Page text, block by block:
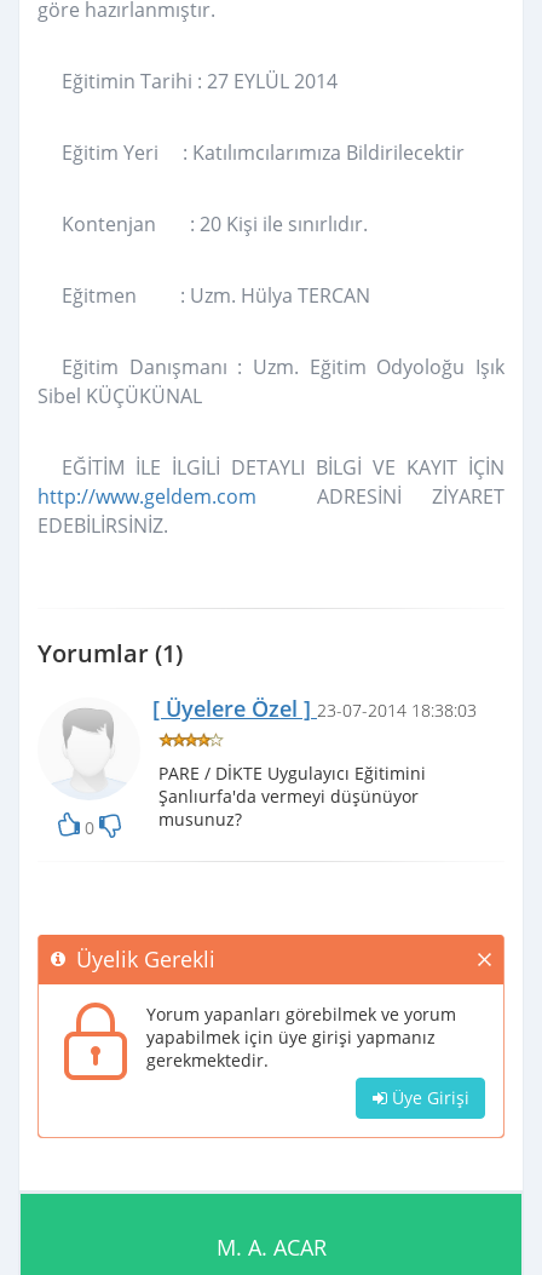
göre hazırlanmıştır.
Eğitimin Tarihi : 27 EYLÜL 2014
Eğitim Yeri : Katılımcılarımıza Bildirilecektir
Kontenjan : 20 Kişi ile sınırlıdır.
Eğitmen : Uzm. Hülya TERCAN
Eğitim Danışmanı : Uzm. Eğitim Odyoloğu Işık
Sibel KÜÇÜKÜNAL
EĞİTİM İLE İLGİLİ DETAYLI BİLGİ VE KAYIT İÇİN
http://www.geldem.com ADRESİNİ ZİYARET
EDEBİLİRSİNİZ.
Yorumlar (1)
0
[ Üyelere Özel ] 23-07-2014 18:38:03
PARE / DİKTE Uygulayıcı Eğitimini
Şanlıurfa'da vermeyi düşünüyor
musunuz?
Üyelik Gerekli
Yorum yapanları görebilmek ve yorum
yapabilmek için üye girişi yapmanız
gerekmektedir.
Üye Girişi
M. A. ACAR